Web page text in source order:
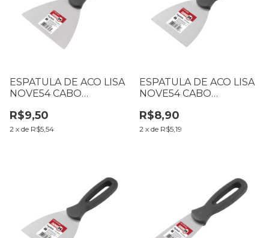
ESPATULA DE ACO LISA
NOVE54 CABO
101MM
R$9,50
2 x de R$5,54
ESPATULA DE ACO LISA
NOVE54 CABO
76MM
R$8,90
2 x de R$5,19